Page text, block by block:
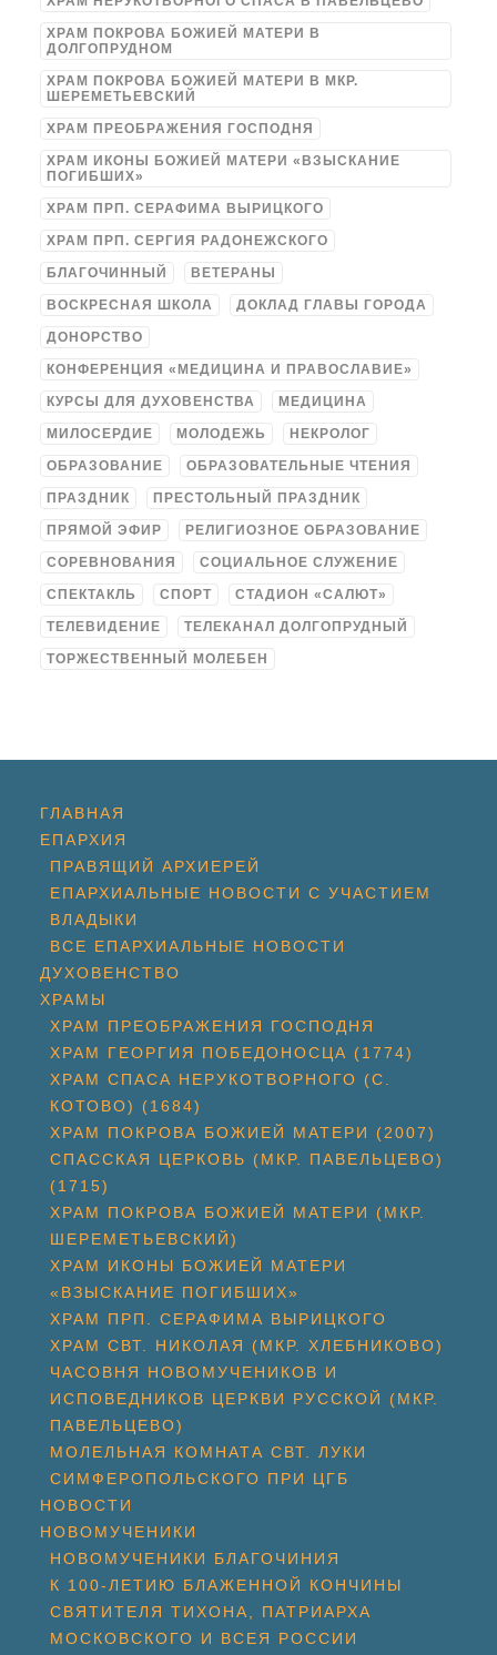
ХРАМ ПОКРОВА БОЖИЕЙ МАТЕРИ В
ДОЛГОПРУДНОМ
ХРАМ ПОКРОВА БОЖИЕЙ МАТЕРИ В МКР.
ШЕРЕМЕТЬЕВСКИЙ
ХРАМ ПРЕОБРАЖЕНИЯ ГОСПОДНЯ
ХРАМ ИКОНЫ БОЖИЕЙ МАТЕРИ «ВЗЫСКАНИЕ
ПОГИБШИХ»
ХРАМ ПРП. СЕРАФИМА ВЫРИЦКОГО
ХРАМ ПРП. СЕРГИЯ РАДОНЕЖСКОГО
БЛАГОЧИННЫЙ ВЕТЕРАНЫ
ВОСКРЕСНАЯ ШКОЛА ДОКЛАД ГЛАВЫ ГОРОДА
ДОНОРСТВО
КОНФЕРЕНЦИЯ «МЕДИЦИНА И ПРАВОСЛАВИЕ»
КУРСЫ ДЛЯ ДУХОВЕНСТВА МЕДИЦИНА
МИЛОСЕРДИЕ МОЛОДЕЖЬ НЕКРОЛОГ
ОБРАЗОВАНИЕ ОБРАЗОВАТЕЛЬНЫЕ ЧТЕНИЯ
ПРАЗДНИК ПРЕСТОЛЬНЫЙ ПРАЗДНИК
ПРЯМОЙ ЭФИР РЕЛИГИОЗНОЕ ОБРАЗОВАНИЕ
СОРЕВНОВАНИЯ СОЦИАЛЬНОЕ СЛУЖЕНИЕ
СПЕКТАКЛЬ СПОРТ СТАДИОН «САЛЮТ»
ТЕЛЕВИДЕНИЕ ТЕЛЕКАНАЛ ДОЛГОПРУДНЫЙ
ТОРЖЕСТВЕННЫЙ МОЛЕБЕН
ГЛАВНАЯ
ЕПАРХИЯ
ПРАВЯЩИЙ АРХИЕРЕЙ
ЕПАРХИАЛЬНЫЕ НОВОСТИ С УЧАСТИЕМ
ВЛАДЫКИ
ВСЕ ЕПАРХИАЛЬНЫЕ НОВОСТИ
ДУХОВЕНСТВО
ХРАМЫ
ХРАМ ПРЕОБРАЖЕНИЯ ГОСПОДНЯ
ХРАМ ГЕОРГИЯ ПОБЕДОНОСЦА (1774)
ХРАМ СПАСА НЕРУКОТВОРНОГО (С.
КОТОВО) (1684)
ХРАМ ПОКРОВА БОЖИЕЙ МАТЕРИ (2007)
СПАССКАЯ ЦЕРКОВЬ (МКР. ПАВЕЛЬЦЕВО)
(1715)
ХРАМ ПОКРОВА БОЖИЕЙ МАТЕРИ (МКР.
ШЕРЕМЕТЬЕВСКИЙ)
ХРАМ ИКОНЫ БОЖИЕЙ МАТЕРИ
«ВЗЫСКАНИЕ ПОГИБШИХ»
ХРАМ ПРП. СЕРАФИМА ВЫРИЦКОГО
ХРАМ СВТ. НИКОЛАЯ (МКР. ХЛЕБНИКОВО)
ЧАСОВНЯ НОВОМУЧЕНИКОВ И
ИСПОВЕДНИКОВ ЦЕРКВИ РУССКОЙ (МКР.
ПАВЕЛЬЦЕВО)
МОЛЕЛЬНАЯ КОМНАТА СВТ. ЛУКИ
СИМФЕРОПОЛЬСКОГО ПРИ ЦГБ
НОВОСТИ
НОВОМУЧЕНИКИ
НОВОМУЧЕНИКИ БЛАГОЧИНИЯ
К 100-ЛЕТИЮ БЛАЖЕННОЙ КОНЧИНЫ
СВЯТИТЕЛЯ ТИХОНА, ПАТРИАРХА
МОСКОВСКОГО И ВСЕЯ РОССИИ